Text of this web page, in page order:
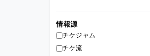
情報源
チケジャム
チケ流